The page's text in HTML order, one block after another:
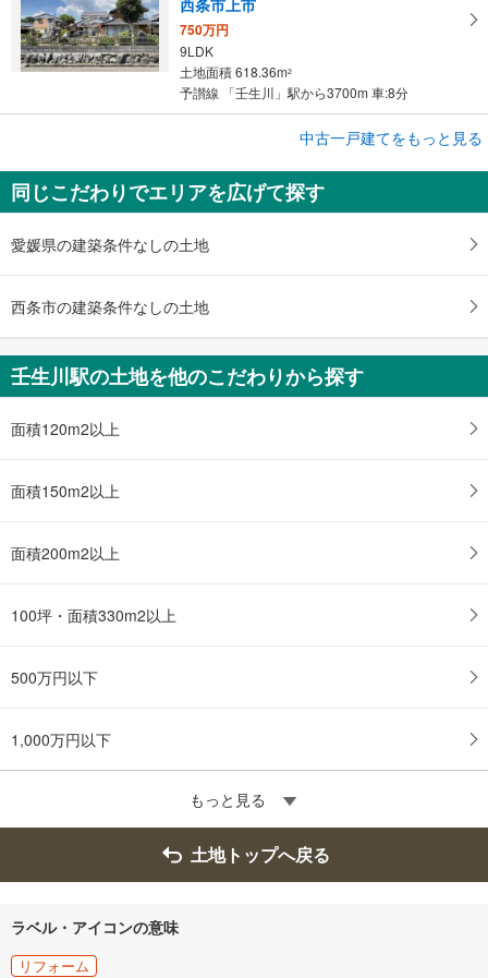
750万円
9LDK
土地面積 618.36m2
予讃線 「壬生川」駅から3700m 車:8分
西条市周布
1,850万円
4SLDK
土地面積 363.64m
中古一戸建てをもっと見る
同じこだわりでエリアを広げて探す
愛媛県の建築条件なしの土地
西条市の建築条件なしの土地
壬生川駅の土地を他のこだわりから探す
面積120m2以上
面積150m2以上
面積200m2以上
100坪・面積330m2以上
500万円以下
1,000万円以下
もっと見る
土地トップへ戻る
ラベル・アイコンの意味
リフォーム